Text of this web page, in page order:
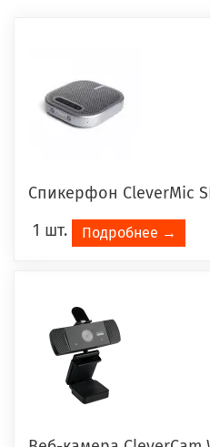
Спикерфон CleverMic
1 шт.
Подробнее →